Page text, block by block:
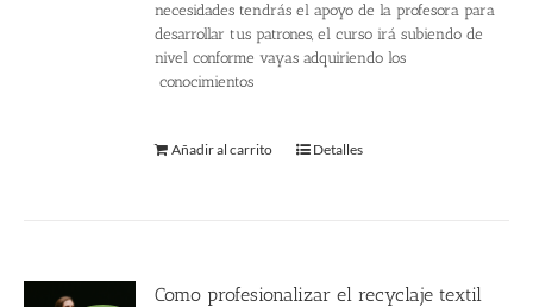
necesidades tendrás el apoyo de la profesora para
desarrollar tus patrones, el curso irá subiendo de
nivel conforme vayas adquiriendo los
conocimientos
Añadir al carrito Detalles
Como profesionalizar el recyclaje textil